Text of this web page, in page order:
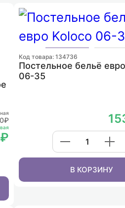
Код товара: 134736
Постельное бельё
06-35
В КОРЗИНУ